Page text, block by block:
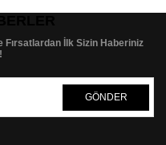
İlk Sizin Haberiniz
GÖNDER